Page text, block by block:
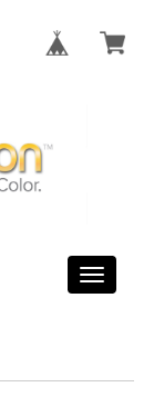
Toggle